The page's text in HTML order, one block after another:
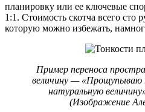
планировку или ее ключевые
1:1. Стоимость скотча всего сто
которую можно избежать,
Пример переноса
величину —
натуральную
(Изображение